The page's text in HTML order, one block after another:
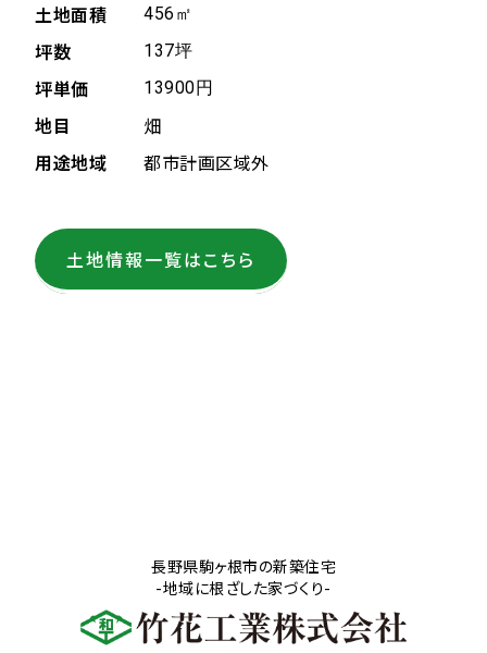
土地面積
456㎡
坪数 137坪
坪単価 13900円
地目
畑
用途地域
都市計画区域外
土地情報一覧はこちら
長野県駒ヶ根市の新築住宅
-地域に根ざした家づくり-